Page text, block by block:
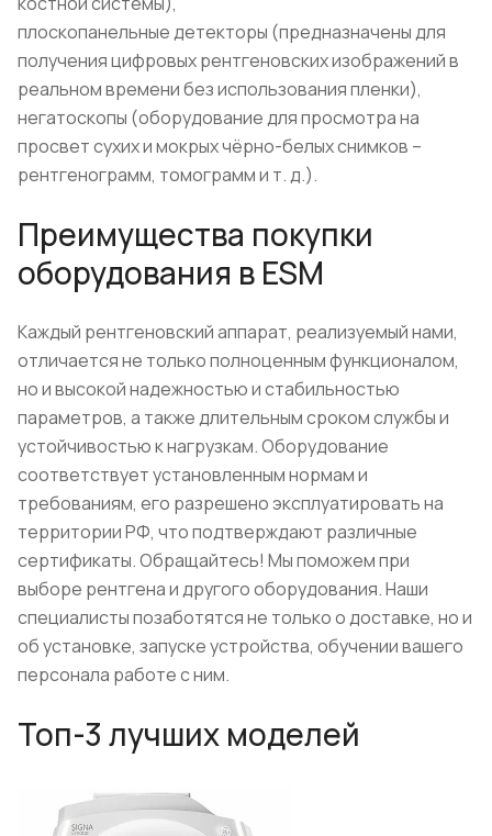
плоскопанельные детекторы (предназначены для
получения цифровых рентгеновских изображений в
реальном времени без использования пленки),
негатоскопы (оборудование для просмотра на
просвет сухих и мокрых чёрно-белых снимков –
рентгенограмм, томограмм и т. д.).
Преимущества покупки
оборудования в ESM
Каждый рентгеновский аппарат, реализуемый нами,
отличается не только полноценным функционалом,
но и высокой надежностью и стабильностью
параметров, а также длительным сроком службы и
устойчивостью к нагрузкам. Оборудование
соответствует установленным нормам и
требованиям, его разрешено эксплуатировать на
территории РФ, что подтверждают различные
сертификаты. Обращайтесь! Мы поможем при
выборе рентгена и другого оборудования. Наши
специалисты позаботятся не только о доставке, но и
об установке, запуске устройства, обучении вашего
персонала работе с ним.
Топ-3 лучших моделей